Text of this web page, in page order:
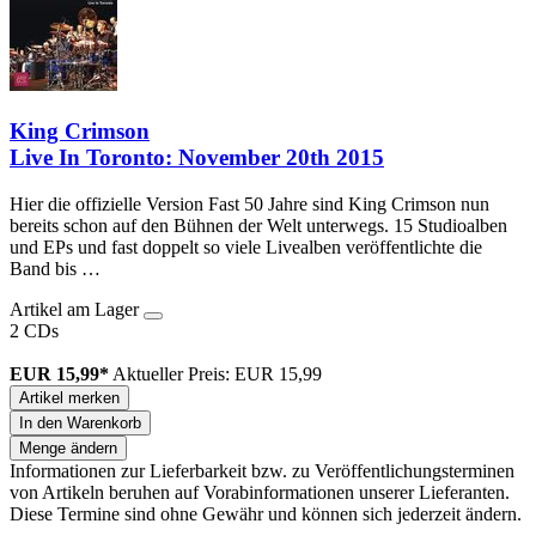
King Crimson
Live In Toronto: November 20th 2015
Hier die offizielle Version Fast 50 Jahre sind King Crimson nun
bereits schon auf den Bühnen der Welt unterwegs. 15 Studioalben
und EPs und fast doppelt so viele Livealben veröffentlichte die
Band bis …
Artikel am Lager
2 CDs
EUR 15,99* Aktueller Preis: EUR 15,99
Artikel merken
In den Warenkorb
Menge ändern
Informationen zur Lieferbarkeit bzw. zu Veröffentlichungsterminen
von Artikeln beruhen auf Vorabinformationen unserer Lieferanten.
Diese Termine sind ohne Gewähr und können sich jederzeit ändern.